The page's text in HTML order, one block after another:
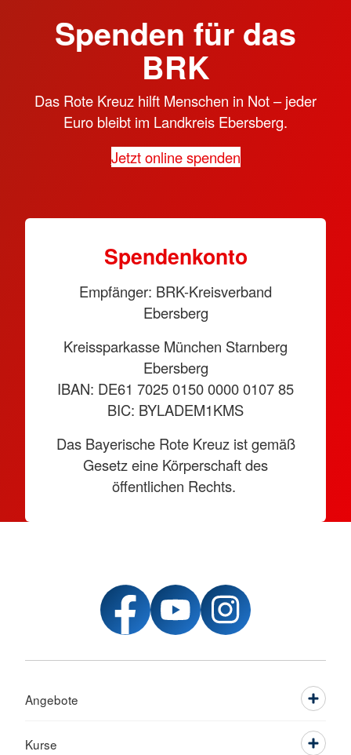
Spenden für das
BRK
Das Rote Kreuz hilft Menschen in Not – jeder
Euro bleibt im Landkreis Ebersberg.
Jetzt online spenden
Spendenkonto
Empfänger: BRK-Kreisverband
Ebersberg
Kreissparkasse München Starnberg
Ebersberg
IBAN: DE61 7025 0150 0000 0107 85
BIC: BYLADEM1KMS
Das Bayerische Rote Kreuz ist gemäß
Gesetz eine Körperschaft des
öffentlichen Rechts.
Angebote
Kurse